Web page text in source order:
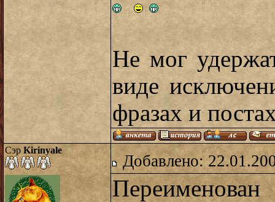
Не мог
виде
фразах и
Сэр Kirinyale
Добавлено: